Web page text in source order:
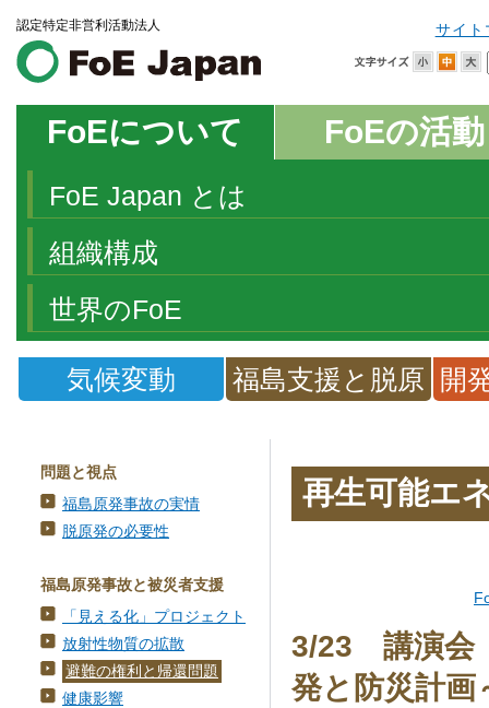
認定特定非営利活動法人 サイト
FoEについて FoEの活動
FoE Japan とは
組織構成
世界のFoE
気候変動
福島支援と脱原
開
問題と視点
福島原発事故の実情
脱原発の必要性
福島原発事故と被災者支援
「見える化」プロジェクト
放射性物質の拡散
避難の権利と帰還問題
健康影響
再生可能エ
3/23 講演会
発と防災計画